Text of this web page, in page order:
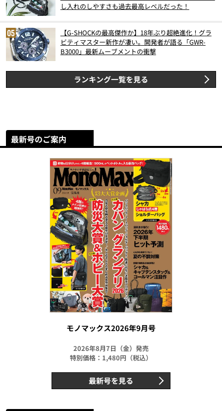
し入れのしやすさも過去最高レベルだった！
【G-SHOCKの最高傑作か】18年ぶり超絶進化！グラ
ビティマスター新作が凄い。開発者が語る「GWR-
B3000」最新ムーブメントの衝撃
ランキング一覧を見る
最新号のご案内
モノマックス2026年9月号
2026年8月7日（金）発売
特別価格：1,480円（税込）
最新号を見る